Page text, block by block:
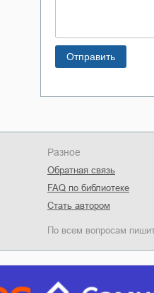
Разное
Обратная связь
FAQ по библиотеке
Стать автором
По всем вопросам